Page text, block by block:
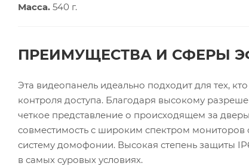
Масса. 540 г.
ПРЕИМУЩЕСТВА И СФЕРЫ
Эта видеопанель идеально подходит для тех,
контроля доступа. Благодаря высокому
четкое представление о происходящем за
совместимость с широким спектром
систему домофонии. Высокая степень защиты
в самых суровых условиях.